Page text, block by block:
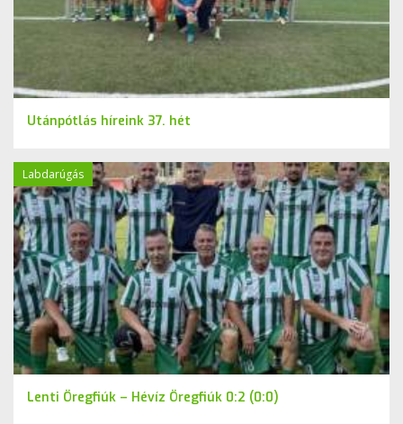
Utánpótlás híreink 37. hét
Labdarúgás
Lenti Öregfiúk – Hévíz Öregfiúk 0:2 (0:0)